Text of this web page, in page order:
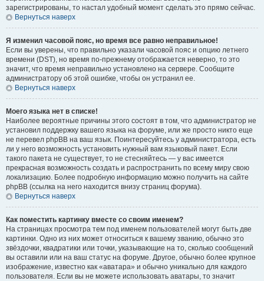
зарегистрированы, то настал удобный момент сделать это прямо сейчас.
Вернуться наверх
Я изменил часовой пояс, но время все равно неправильное!
Если вы уверены, что правильно указали часовой пояс и опцию летнего
времени (DST), но время по-прежнему отображается неверно, то это
значит, что время неправильно установлено на сервере. Сообщите
администратору об этой ошибке, чтобы он устранил ее.
Вернуться наверх
Моего языка нет в списке!
Наиболее вероятные причины этого состоят в том, что администратор не
установил поддержку вашего языка на форуме, или же просто никто еще
не перевел phpBB на ваш язык. Поинтересуйтесь у администратора, есть
ли у него возможность установить нужный вам языковый пакет. Если
такого пакета не существует, то не стесняйтесь — у вас имеется
прекрасная возможность создать и распространить по всему миру свою
локализацию. Более подробную информацию можно получить на сайте
phpBB (ссылка на него находится внизу страниц форума).
Вернуться наверх
Как поместить картинку вместе со своим именем?
На страницах просмотра тем под именем пользователей могут быть две
картинки. Одно из них может относиться к вашему званию, обычно это
звёздочки, квадратики или точки, указывающие на то, сколько сообщений
вы оставили или на ваш статус на форуме. Другое, обычно более крупное
изображение, известно как «аватара» и обычно уникально для каждого
пользователя. Если вы не можете использовать аватары, то значит